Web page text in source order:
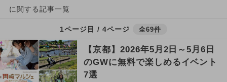
に関する記事一覧
1ページ目 / 4ページ 全69件
【京都】2026年5月2日～5月6日
のGWに無料で楽しめるイベント
7選